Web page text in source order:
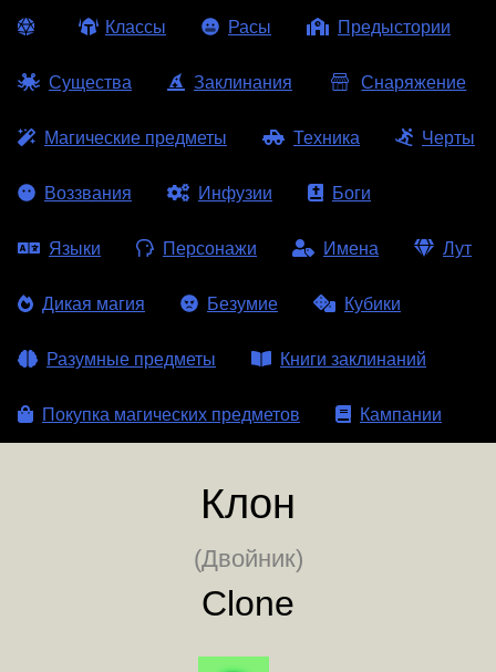
Классы Расы Предыстории
Существа Заклинания Снаряжение
Магические предметы Техника Черты
Воззвания Инфузии Боги
Языки Персонажи Имена Лут
Дикая магия Безумие Кубики
Разумные предметы Книги заклинаний
Покупка магических предметов Кампании
Клон
(Двойник)
Clone